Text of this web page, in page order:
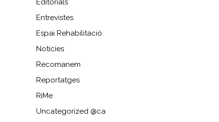
Editorials
Entrevistes
Espai Rehabilitació
Notícies
Recomanem
Reportatges
RiMe
Uncategorized @ca